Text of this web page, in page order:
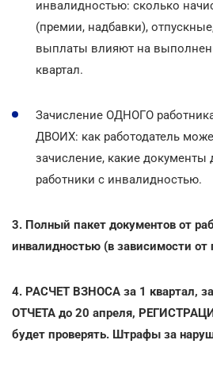
инвалидностью: сколько
(премии, надбавки),
выплаты влияют на
квартал.
Зачисление ОДНОГО
ДВОИХ: как работодатель
зачисление, какие
работники с инвалидностью.
3. Полный пакет документов от
инвалидностью (в зависимости от
4. РАСЧЕТ ВЗНОСА за 1 квартал,
ОТЧЕТА до 20 апреля,
будет проверять. Штрафы за